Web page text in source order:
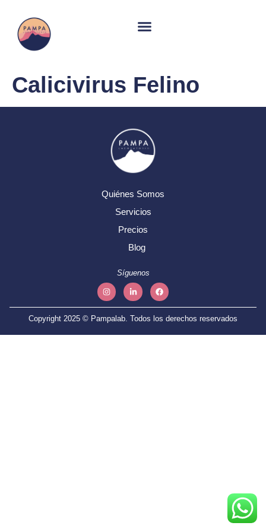
Calicivirus Felino
Quiénes Somos
Servicios
Precios
Blog
Síguenos
Copyright 2025 © Pampalab. Todos los derechos reservados